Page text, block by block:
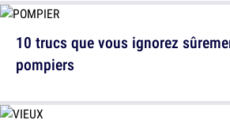
10 trucs que vous ignorez
pompiers